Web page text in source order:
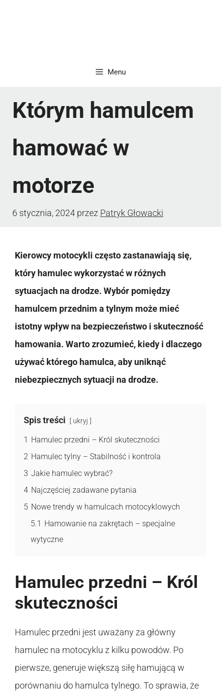
Menu
Którym hamulcem
hamować w
motorze
6 stycznia, 2024 przez Patryk Głowacki
Kierowcy motocykli często zastanawiają się,
który hamulec wykorzystać w różnych
sytuacjach na drodze. Wybór pomiędzy
hamulcem przednim a tylnym może mieć
istotny wpływ na bezpieczeństwo i skuteczność
hamowania. Warto zrozumieć, kiedy i dlaczego
używać którego hamulca, aby uniknąć
niebezpiecznych sytuacji na drodze.
Spis treści ukryj
1 Hamulec przedni – Król skuteczności
2 Hamulec tylny – Stabilność i kontrola
3 Jakie hamulec wybrać?
4 Najczęściej zadawane pytania
5 Nowe trendy w hamulcach motocyklowych
5.1 Hamowanie na zakrętach – specjalne
wytyczne
Hamulec przedni – Król
skuteczności
Hamulec przedni jest uważany za główny
hamulec na motocyklu z kilku powodów. Po
pierwsze, generuje większą siłę hamującą w
porównaniu do hamulca tylnego. To sprawia, że